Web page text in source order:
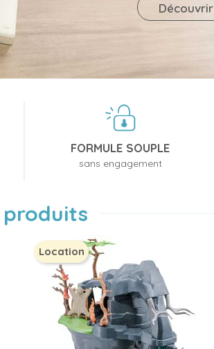
Découvrir
FORMULE SOUPLE
sans engagement
produits
Location